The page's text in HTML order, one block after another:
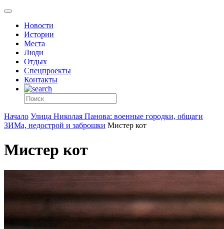
Новости
Истории
Места
Люди
Отдых
Спецпроекты
Контакты
Начало Улица Николая Панова: военные городки, общаги
ЗИМа, недострой и заброшки Мистер кот
Мистер кот